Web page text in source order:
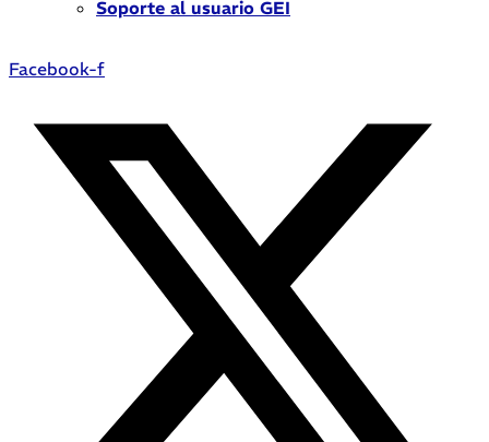
Soporte al usuario GEI
Facebook-f